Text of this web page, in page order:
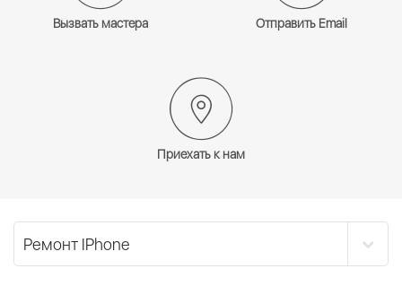
Вызвать мастера Отправить Email
Приехать к нам